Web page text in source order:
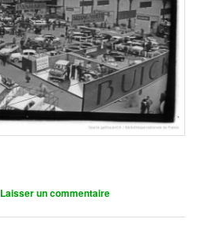
Laisser un commentaire